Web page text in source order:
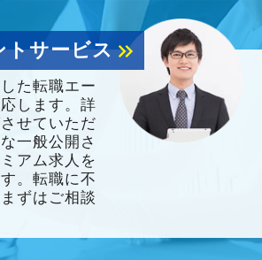
トサービスkeyboard_double_arrow_right
た転職エー
します。詳
せていただ
一般公開さ
アム求人を
。転職に不
ずはご相談